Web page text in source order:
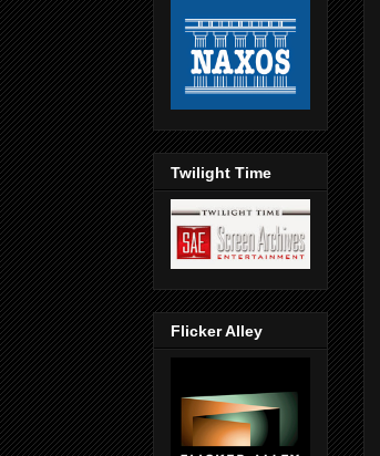
Twilight Time
Flicker Alley